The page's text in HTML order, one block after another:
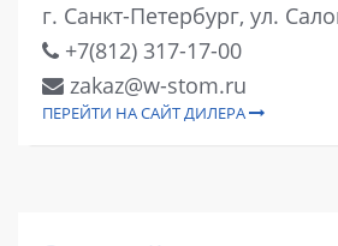
г. Санкт-Петербург, ул.
+7(812) 317-17-00
zakaz@w-stom.ru
ПЕРЕЙТИ НА САЙТ ДИЛЕРА